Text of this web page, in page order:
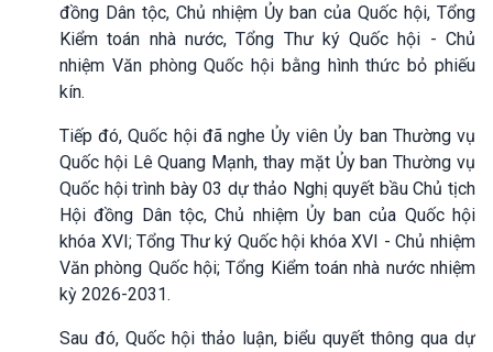
đồng Dân tộc, Chủ nhiệm Ủy ban của Quốc hội, Tổng
Kiểm toán nhà nước,Tổng Thư ký Quốc hội - Chủ
nhiệm Văn phòng Quốc hội bằng hình thức bỏ phiếu
kín.
Tiếp đó, Quốc hội đã nghe Ủy viên Ủy ban Thường vụ
Quốc hội Lê Quang Mạnh, thay mặt Ủy ban Thường vụ
Quốc hội trình bày 03 dự thảo Nghị quyết bầu Chủ tịch
Hội đồng Dân tộc, Chủ nhiệm Ủy ban của Quốc hội
khóa XVI; Tổng Thư ký Quốc hội khóa XVI - Chủ nhiệm
Văn phòng Quốc hội; Tổng Kiểm toán nhà nước nhiệm
kỳ 2026-2031.
Sau đó, Quốc hội thảo luận, biểu quyết thông qua dự